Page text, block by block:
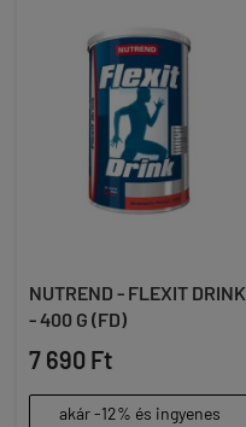
NUTREND - FLEXIT DRINK
- 400 G (FD)
7 690 Ft
akár -12% és ingyenes